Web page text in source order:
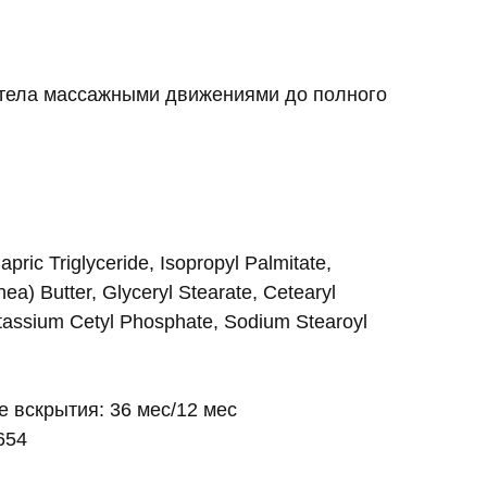
массажными движениями до полного
Triglyceride, Isopropyl Palmitate,
Butter, Glyceryl Stearate, Cetearyl
Cetyl Phosphate, Sodium Stearoyl
вскрытия: 36 мес/12 мес